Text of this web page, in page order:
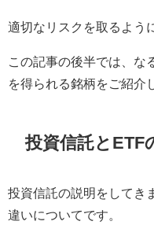
適切なリスクを取るよう
この記事の後半では、な
を得られる銘柄をご紹介
投資信託とETF
投資信託の説明をしてき
違いについてです。